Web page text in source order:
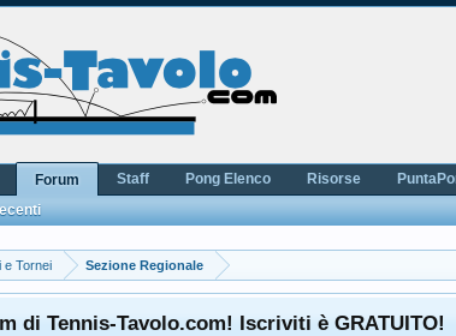
e Tornei Sezione Regionale
di Tennis-Tavolo.com! Iscriviti è GRATUITO!
Forum
Staff Pong Elenco Risorse